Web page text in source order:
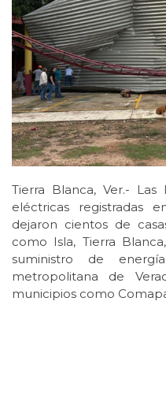
Tierra Blanca, Ver.-
eléctricas registradas
dejaron cientos de
como Isla, Tierra
suministro de
metropolitana de
municipios como